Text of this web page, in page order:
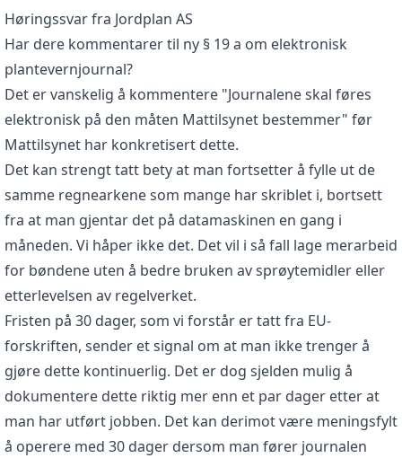
Høringssvar fra Jordplan AS
Har dere kommentarer til ny § 19 a om elektronisk
plantevernjournal?
Det er vanskelig å kommentere "Journalene skal føres
elektronisk på den måten Mattilsynet bestemmer" før
Mattilsynet har konkretisert dette.
Det kan strengt tatt bety at man fortsetter å fylle ut de
samme regnearkene som mange har skriblet i, bortsett
fra at man gjentar det på datamaskinen en gang i
måneden. Vi håper ikke det. Det vil i så fall lage merarbeid
for bøndene uten å bedre bruken av sprøytemidler eller
etterlevelsen av regelverket.
Fristen på 30 dager, som vi forstår er tatt fra EU-
forskriften, sender et signal om at man ikke trenger å
gjøre dette kontinuerlig. Det er dog sjelden mulig å
dokumentere dette riktig mer enn et par dager etter at
man har utført jobben. Det kan derimot være meningsfylt
å operere med 30 dager dersom man fører journalen